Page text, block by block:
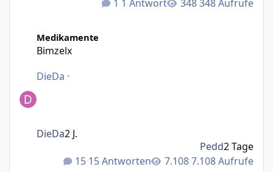
1 Antwort 348 Aufrufe
Medikamente
Bimzelx
DieDa ·
15 Antworten 7.108 Aufrufe
DieDa2 J.
Pedd2 Tage